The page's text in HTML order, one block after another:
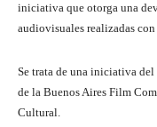
iniciativa que otorga una
audiovisuales realizadas
Se trata de una iniciativa
de la Buenos Aires Film
Cultural.